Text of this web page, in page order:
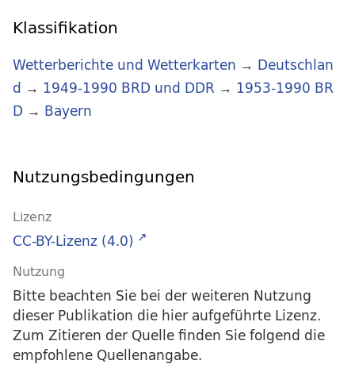
Klassifikation
Wetterberichte und Wetterkarten → Deutschlan
d → 1949-1990 BRD und DDR → 1953-1990 BR
D → Bayern
Nutzungsbedingungen
Lizenz
CC-BY-Lizenz (4.0)
Nutzung
Bitte beachten Sie bei der weiteren Nutzung
dieser Publikation die hier aufgeführte Lizenz.
Zum Zitieren der Quelle finden Sie folgend die
empfohlene Quellenangabe.